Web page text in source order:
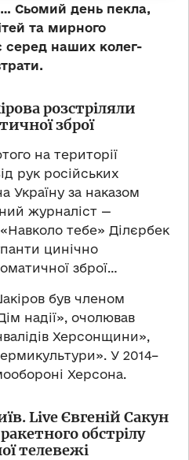
Сьомий день пекла,
та мирного
серед наших колег-
розстріляли
зброї
на території
рук російських
Україну за наказом
журналіст —
тебе» Ділєрбек
цинічно
зброї…
був членом
надії», очолював
Херсонщини»,
У 2014–
Херсона.
Live Євгеній Сакун
обстрілу
телевежі